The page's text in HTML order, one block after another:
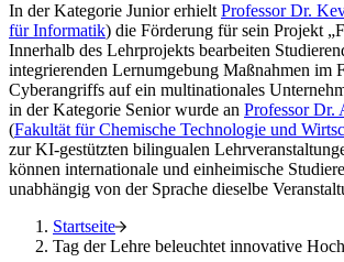
In der Kategorie Junior erhieltProfessor Dr.
für Informatik) die Förderung für sein Projekt
Innerhalb des Lehrprojekts bearbeiten
integrierenden Lernumgebung Maßnahmen im
Cyberangriffs auf ein multinationales
in der Kategorie Senior wurde an Professor Dr.
(Fakultät für Chemische Technologie und
zur KI-gestützten bilingualen
können internationale und einheimische
unabhängig von der Sprache dieselbe
Startseite
Tag der Lehre beleuchtet innovative